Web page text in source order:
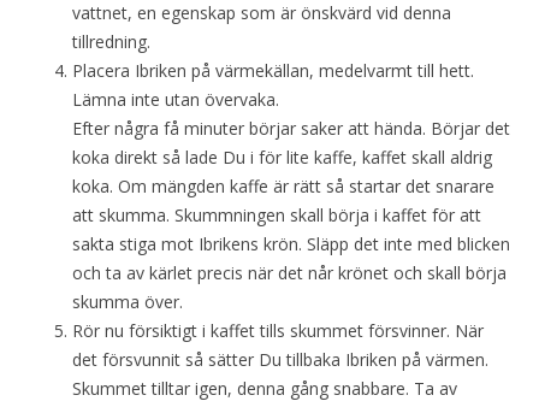
vattnet, en egenskap som är önskvärd vid denna
tillredning.
Placera Ibriken på värmekällan, medelvarmt till hett.
Lämna inte utan övervaka.
Efter några få minuter börjar saker att hända. Börjar det
koka direkt så lade Du i för lite kaffe, kaffet skall aldrig
koka. Om mängden kaffe är rätt så startar det snarare
att skumma. Skummningen skall börja i kaffet för att
sakta stiga mot Ibrikens krön. Släpp det inte med blicken
och ta av kärlet precis när det når krönet och skall börja
skumma över.
Rör nu försiktigt i kaffet tills skummet försvinner. När
det försvunnit så sätter Du tillbaka Ibriken på värmen.
Skummet tilltar igen, denna gång snabbare. Ta av